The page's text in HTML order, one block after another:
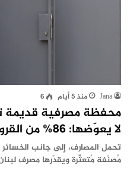
Jana منذ 5 أيام 6
محفظة مصرفية قديمة
لا يعوّضها: 86% من القروض مُتعثِّرة (الأخبار 4 آب)
تحمل المصارف، إلى جانب الخسائر
مُصنّفة مُتعثِّرة ويقدّرها مصرف